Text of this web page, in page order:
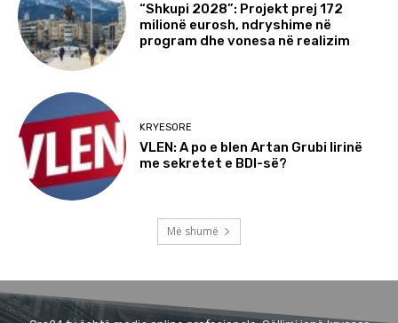
“Shkupi 2028”: Projekt prej 172
milionë eurosh, ndryshime në
program dhe vonesa në realizim
KRYESORE
VLEN: A po e blen Artan Grubi lirinë
me sekretet e BDI-së?
Më shumë